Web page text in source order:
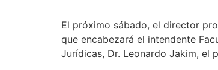
El próximo sábado, el director
que encabezará el intendente
Jurídicas, Dr. Leonardo Jakim, el